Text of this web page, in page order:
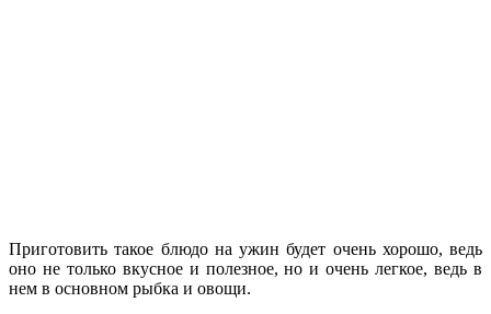
Приготовить такое блюдо на ужин будет очень хорошо, ведь
оно не только вкусное и полезное, но и очень легкое, ведь в
нем в основном рыбка и овощи.